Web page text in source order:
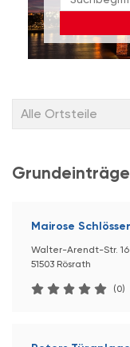
Alle Ortsteile
Grundeinträge
Mairose Schlösser
Walter-Arendt-Str.
51503 Rösrath
(0)